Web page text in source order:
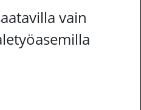
vain